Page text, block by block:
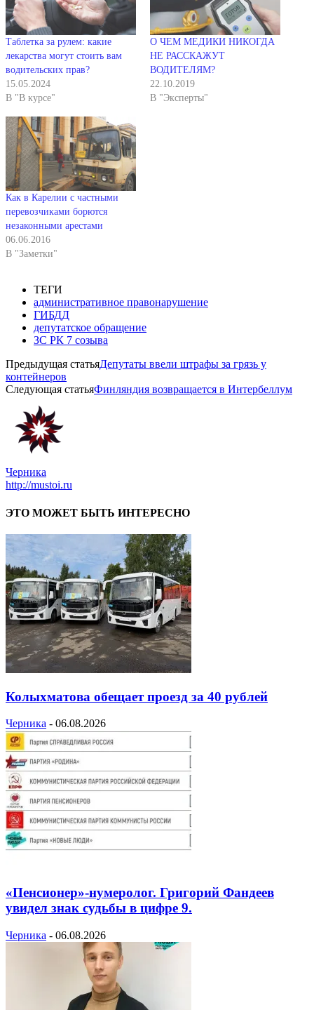
Таблетка за рулем: какие
лекарства могут стоить вам
водительских прав?
15.05.2024
В "В курсе"
О ЧЕМ МЕДИКИ НИКОГДА
НЕ РАССКАЖУТ
ВОДИТЕЛЯМ?
22.10.2019
В "Эксперты"
Как в Карелии с частными
перевозчиками борются
незаконными арестами
06.06.2016
В "Заметки"
ТЕГИ
административное правонарушение
ГИБДД
депутатское обращение
ЗС РК 7 созыва
Предыдущая статьяДепутаты ввели штрафы за грязь у
контейнеров
Следующая статьяФинляндия возвращается в Интербеллум
Черника
http://mustoi.ru
ЭТО МОЖЕТ БЫТЬ ИНТЕРЕСНО
Колыхматова обещает проезд за 40 рублей
Черника - 06.08.2026
«Пенсионер»-нумеролог. Григорий Фандеев
увидел знак судьбы в цифре 9.
Черника - 06.08.2026